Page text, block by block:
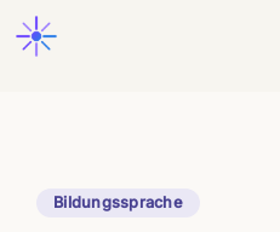
Zum
Inhalt
Bildungssprache